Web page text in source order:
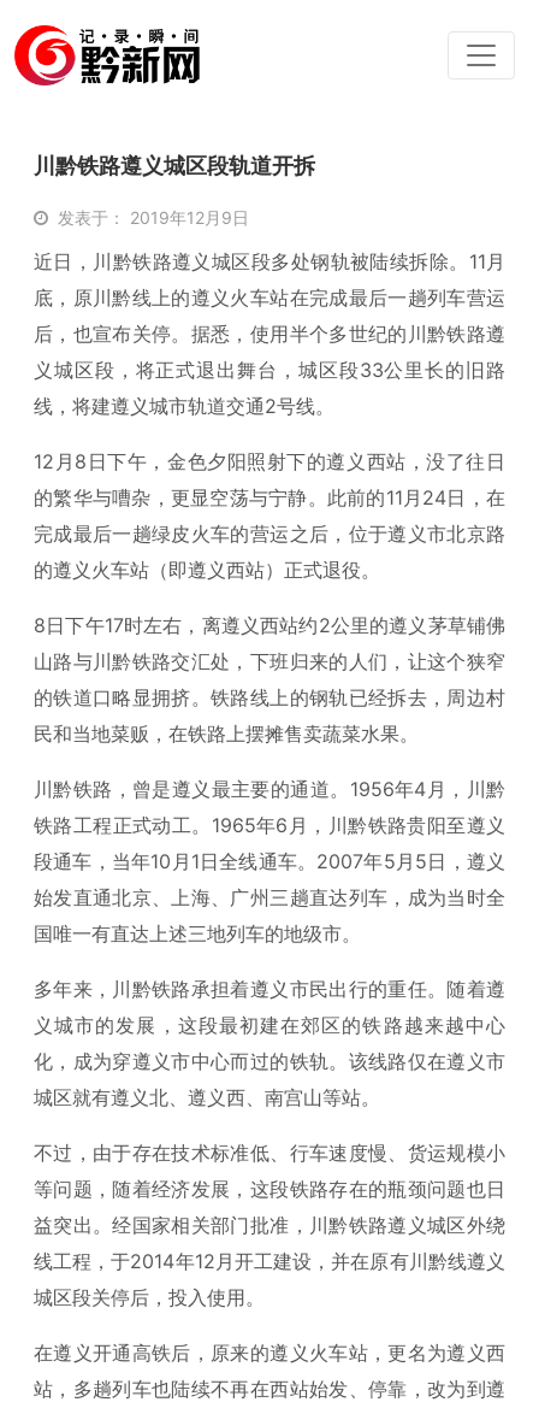
川黔铁路遵义城区段轨道开拆
发表于： 2019年12月9日
近日，川黔铁路遵义城区段多处钢轨被陆续拆除。11月
底，原川黔线上的遵义火车站在完成最后一趟列车营运
后，也宣布关停。据悉，使用半个多世纪的川黔铁路遵
义城区段，将正式退出舞台，城区段33公里长的旧路
线，将建遵义城市轨道交通2号线。
12月8日下午，金色夕阳照射下的遵义西站，没了往日
的繁华与嘈杂，更显空荡与宁静。此前的11月24日，在
完成最后一趟绿皮火车的营运之后，位于遵义市北京路
的遵义火车站（即遵义西站）正式退役。
8日下午17时左右，离遵义西站约2公里的遵义茅草铺佛
山路与川黔铁路交汇处，下班归来的人们，让这个狭窄
的铁道口略显拥挤。铁路线上的钢轨已经拆去，周边村
民和当地菜贩，在铁路上摆摊售卖蔬菜水果。
川黔铁路，曾是遵义最主要的通道。1956年4月，川黔
铁路工程正式动工。1965年6月，川黔铁路贵阳至遵义
段通车，当年10月1日全线通车。2007年5月5日，遵义
始发直通北京、上海、广州三趟直达列车，成为当时全
国唯一有直达上述三地列车的地级市。
多年来，川黔铁路承担着遵义市民出行的重任。随着遵
义城市的发展，这段最初建在郊区的铁路越来越中心
化，成为穿遵义市中心而过的铁轨。该线路仅在遵义市
城区就有遵义北、遵义西、南宫山等站。
不过，由于存在技术标准低、行车速度慢、货运规模小
等问题，随着经济发展，这段铁路存在的瓶颈问题也日
益突出。经国家相关部门批准，川黔铁路遵义城区外绕
线工程，于2014年12月开工建设，并在原有川黔线遵义
城区段关停后，投入使用。
在遵义开通高铁后，原来的遵义火车站，更名为遵义西
站，多趟列车也陆续不再在西站始发、停靠，改为到遵